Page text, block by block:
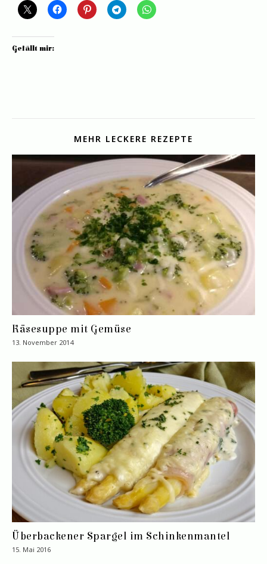
Gefällt mir:
MEHR LECKERE REZEPTE
Käsesuppe mit Gemüse
13. November 2014
Überbackener Spargel im Schinkenmantel
15. Mai 2016